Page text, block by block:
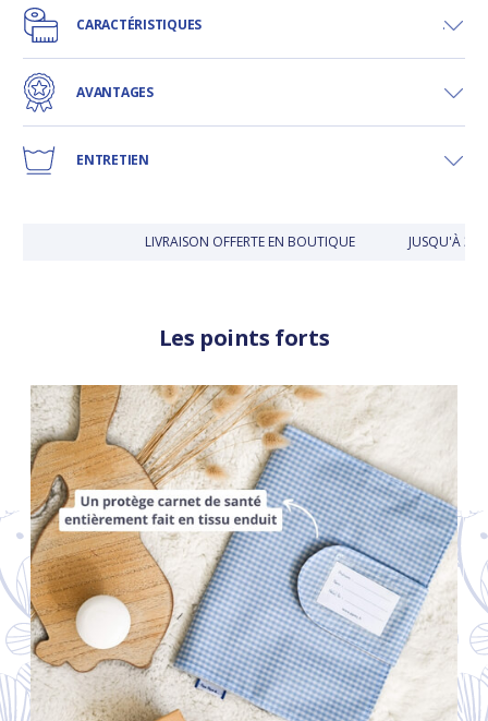
CARACTÉRISTIQUES
AVANTAGES
ENTRETIEN
LIVRAISON OFFERTE EN BOUTIQUE JUSQU'À 30
Les points forts